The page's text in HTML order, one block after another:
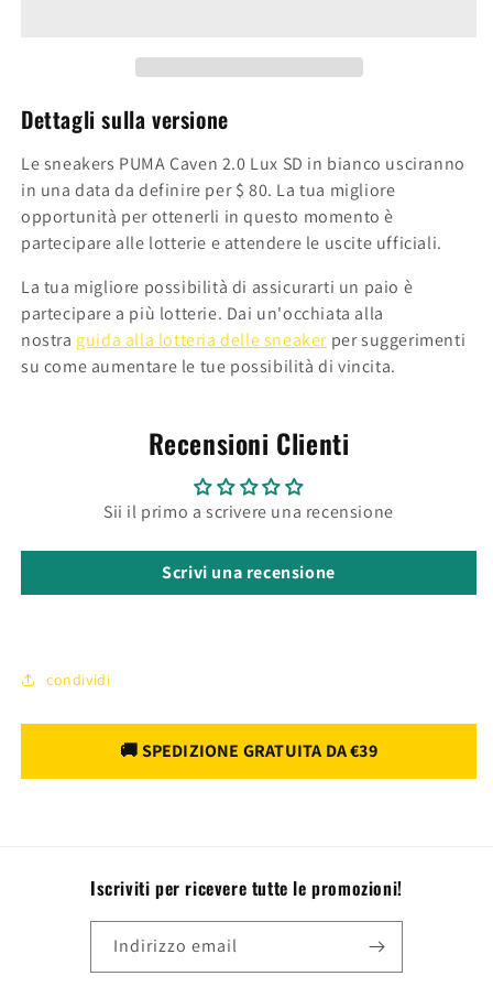
397450-
03
Dettagli sulla versione
Le sneakers PUMA Caven 2.0 Lux SD in bianco usciranno
in una data da definire per $ 80. La tua migliore
opportunità per ottenerli in questo momento è
partecipare alle lotterie e attendere le uscite ufficiali.
La tua migliore possibilità di assicurarti un paio è
partecipare a più lotterie. Dai un'occhiata alla
nostra guida alla lotteria delle sneaker per suggerimenti
su come aumentare le tue possibilità di vincita.
Recensioni Clienti
Sii il primo a scrivere una recensione
Scrivi una recensione
condividi
Iscriviti per ricevere tutte le promozioni!
Indirizzo email